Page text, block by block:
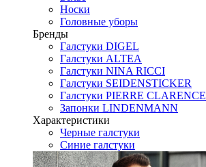
Носки
Головные уборы
Бренды
Галстуки DIGEL
Галстуки ALTEA
Галстуки NINA RICCI
Галстуки SEIDENSTICKER
Галстуки PIERRE CLARENCE
Запонки LINDENMANN
Характеристики
Черные галстуки
Синие галстуки